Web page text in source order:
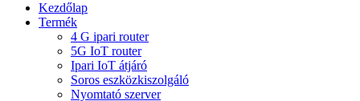
Kezdőlap
Termék
4 G ipari router
5G IoT router
Ipari IoT átjáró
Soros eszközkiszolgáló
Nyomtató szerver